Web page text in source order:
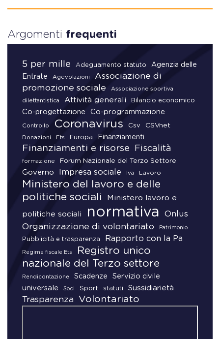
Argomenti frequenti
5 per mille Adeguamento statuto
Agenzia delle
Entrate
Agevolazioni
Associazione di
promozione sociale
Associazione sportiva
dilettantistica Attività generali Bilancio economico
Co-progettazione Co-programmazione
Controllo Coronavirus Csv CSVnet
Donazioni Ets Europa Finanziamenti
Finanziamenti e risorse Fiscalità
formazione Forum Nazionale del Terzo Settore
Governo Impresa sociale Iva Lavoro
Ministero del lavoro e delle
politiche sociali
Ministero lavoro e
politiche sociali normativa Onlus
Organizzazione di volontariato Patrimonio
Pubblicità e trasparenza Rapporto con la Pa
Regime fiscale Ets
Registro unico
nazionale del Terzo settore
Rendicontazione Scadenze
Servizio civile
universale
Soci Sport statuti Sussidiarietà
Trasparenza Volontariato